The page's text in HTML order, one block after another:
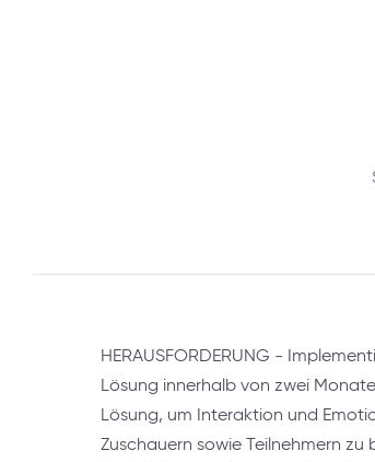
HERAUSFORDERUNG -
Lösung innerhalb von zwei
Lösung, um Interaktion und
Zuschauern sowie Teilnehmern